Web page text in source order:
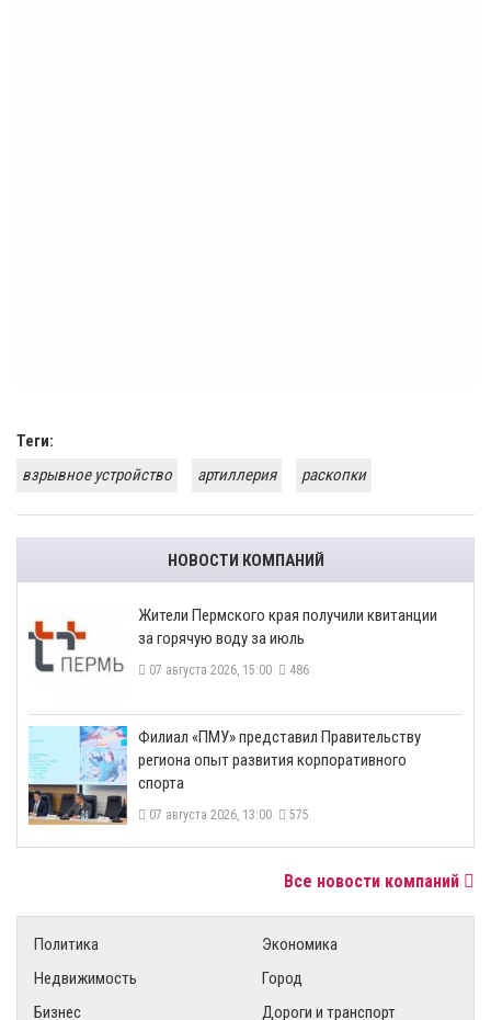
Теги:
взрывное устройство
артиллерия раскопки
НОВОСТИ КОМПАНИЙ
​Жители Пермского края получили квитанции
за горячую воду за июль
07 августа 2026, 15:00 486
​Филиал «ПМУ» представил Правительству
региона опыт развития корпоративного
спорта
07 августа 2026, 13:00 575
Все новости компаний
Политика
Экономика
Недвижимость
Город
Бизнес
Дороги и транспорт